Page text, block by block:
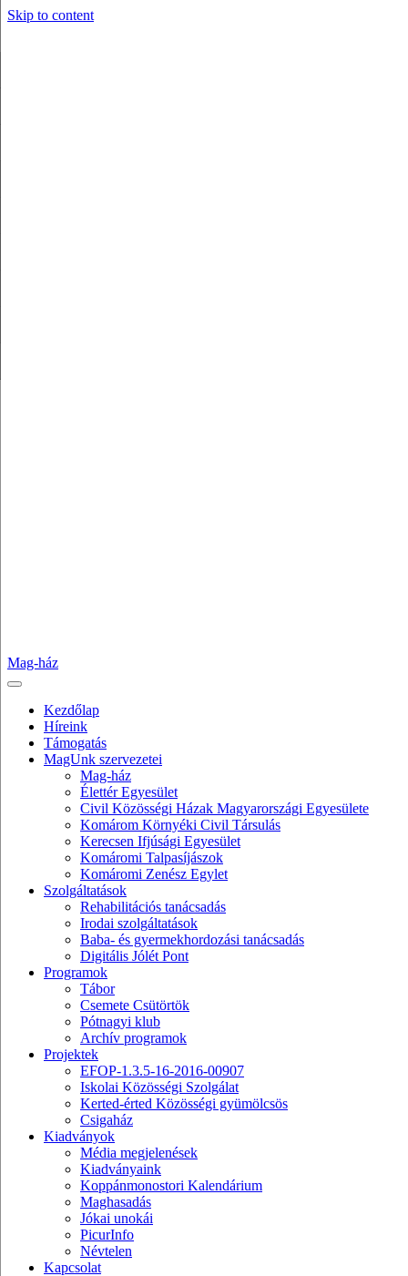
Skip to content
Mag-ház
Kezdőlap
Híreink
Támogatás
MagUnk szervezetei
Mag-ház
Élettér Egyesület
Civil Közösségi Házak Magyarországi Egyesülete
Komárom Környéki Civil Társulás
Kerecsen Ifjúsági Egyesület
Komáromi Talpasíjászok
Komáromi Zenész Egylet
Szolgáltatások
Rehabilitációs tanácsadás
Irodai szolgáltatások
Baba- és gyermekhordozási tanácsadás
Digitális Jólét Pont
Programok
Tábor
Csemete Csütörtök
Pótnagyi klub
Archív programok
Projektek
EFOP-1.3.5-16-2016-00907
Iskolai Közösségi Szolgálat
Kerted-érted Közösségi gyümölcsös
Csigaház
Kiadványok
Média megjelenések
Kiadványaink
Koppánmonostori Kalendárium
Maghasadás
Jókai unokái
PicurInfo
Névtelen
Kapcsolat